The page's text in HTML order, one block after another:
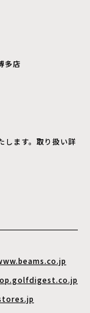
多店
します。取り扱い詳